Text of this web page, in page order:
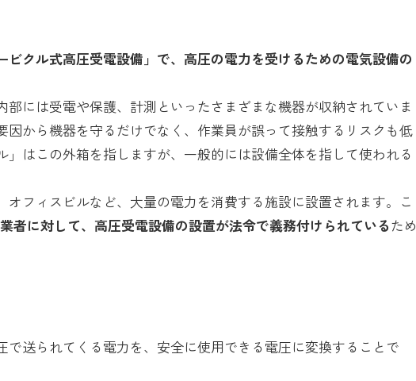
ビクル式高圧受電設備」で、高圧の電力を受けるための電気設備の
には受電や保護、計測といったさまざまな機器が収納されていま
因から機器を守るだけでなく、作業員が誤って接触するリスクも低
はこの外箱を指しますが、一般的には設備全体を指して使われる
オフィスビルなど、大量の電力を消費する施設に設置されます。こ
者に対して、高圧受電設備の設置が法令で義務付けられているため
で送られてくる電力を、安全に使用できる電圧に変換することで